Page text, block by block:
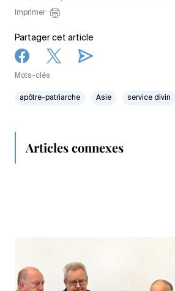
Imprimer
Partager cet article
Mots-clés
apôtre-patriarche Asie service divin
Articles connexes